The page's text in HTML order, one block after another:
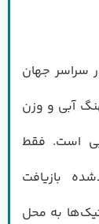
در سراسر جهان
حجم آن معادل ۲۷۰۰۰۰۰ نهنگ آبی و وزن
آبی است. فقط
بازیافت
از پلاستیک‌ها به محل